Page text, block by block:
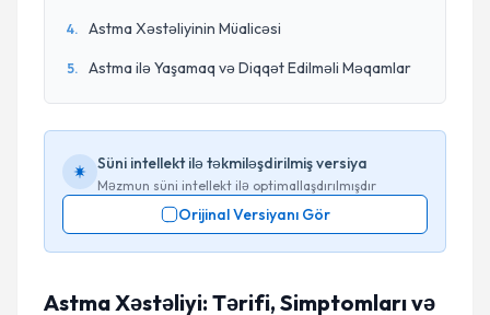
4. Astma Xəstəliyinin Müalicəsi
5. Astma ilə Yaşamaq və Diqqət Edilməli Məqamlar
Süni intellekt ilə təkmiləşdirilmiş versiya
Məzmun süni intellekt ilə optimallaşdırılmışdır
Orijinal Versiyanı Gör
Astma Xəstəliyi: Tərifi, Simptomları və